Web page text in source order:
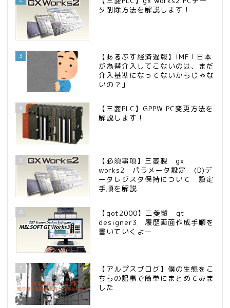
タ削除方法を解説します！
3
【あるぷす経済遅報】IMF「日本
が為替介入してこないのは、まだ
介入基準になってないからじゃな
いの？」
4
【三菱PLC】GPPW PC変更方法を
解説します！
5
【必須事項】三菱製 gx
works2 パラメータ設定 (D)デ
ータレジスタ保持について 設定
手順を解説
6
【got2000】三菱製 gt
designer3 履歴画面作成手順を
書いていくよー
7
【アルプスブログ】僕の生態をこ
ちらの記事で簡単にまとめてみま
した